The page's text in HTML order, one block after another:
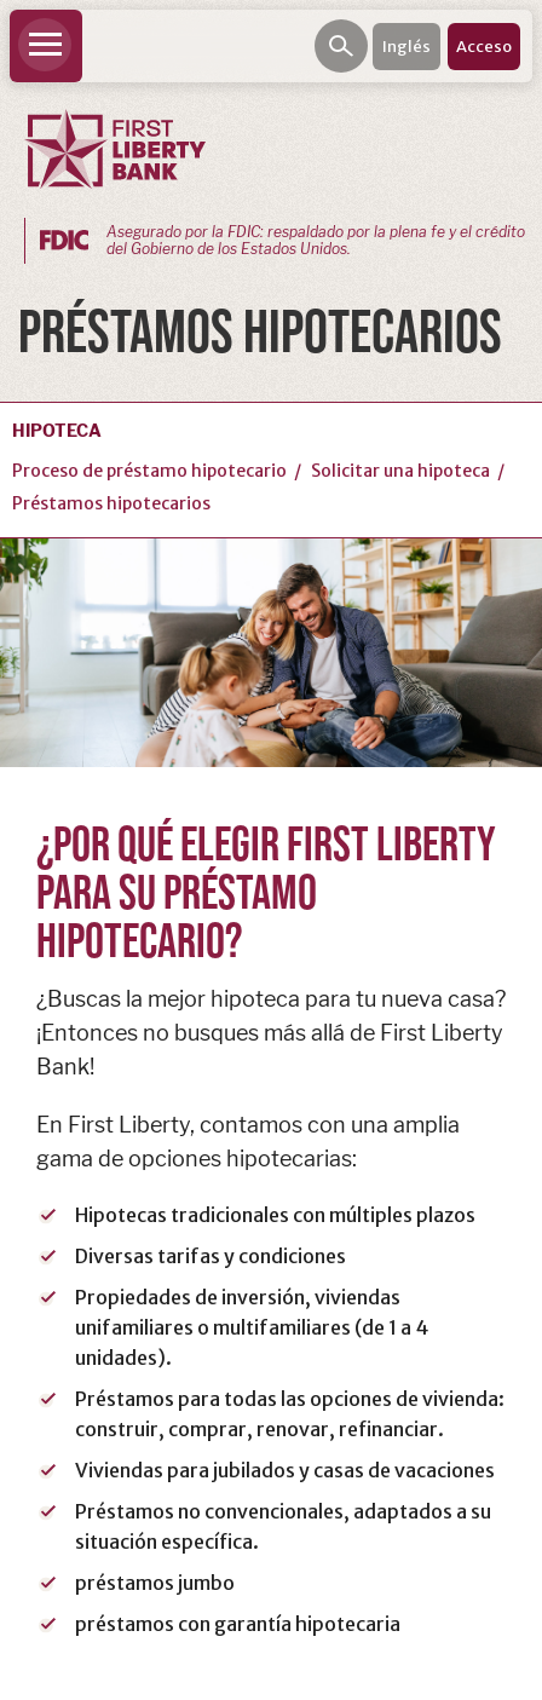
BANCA
PERSONAL
corriente
personal
Ahorros
personales
préstamos
Tarjetas de
crédito
personales
BANCA
EMPRESARIAL
Préstamos
comerciales
comerciales
Gestión de
tesorería
crédito
empresariales
English
HIPOTECA
Proceso de
préstamo
hipotecario
Solicitar una
hipoteca
Préstamos
hipotecarios
English
Inglés Acceso
Asegurado por la FDIC: respaldado por la plena fe y el crédito
del Gobierno de los Estados Unidos.
PRÉSTAMOS HIPOTECARIOS
HIPOTECA
Proceso de préstamo hipotecario
Solicitar una hipoteca
Préstamos hipotecarios
¿POR QUÉ ELEGIR FIRST LIBERTY
PARA SU PRÉSTAMO
HIPOTECARIO?
¿Buscas la mejor hipoteca para tu nueva casa?
¡Entonces no busques más allá de First Liberty
Bank!
En First Liberty, contamos con una amplia
gama de opciones hipotecarias:
Hipotecas tradicionales con múltiples plazos
Diversas tarifas y condiciones
Propiedades de inversión, viviendas
unifamiliares o multifamiliares (de 1 a 4
unidades).
Préstamos para todas las opciones de vivienda:
construir, comprar, renovar, refinanciar.
Viviendas para jubilados y casas de vacaciones
Préstamos no convencionales, adaptados a su
situación específica.
préstamos jumbo
préstamos con garantía hipotecaria